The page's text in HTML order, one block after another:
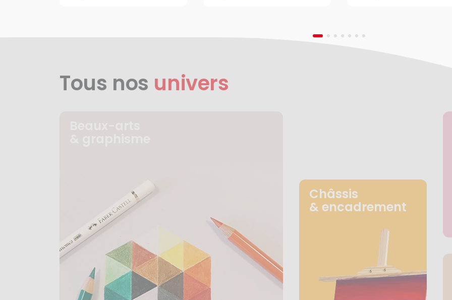
Tous nos univers
Châssis
& encadrement